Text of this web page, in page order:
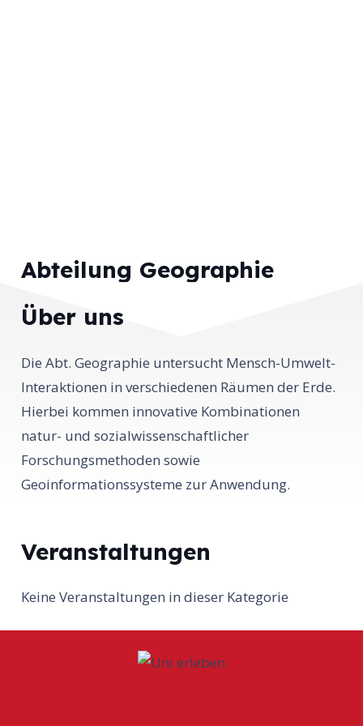
Abteilung Geographie
Über uns
Die Abt. Geographie untersucht Mensch-Umwelt-
Interaktionen in verschiedenen Räumen der Erde.
Hierbei kommen innovative Kombinationen
natur- und sozialwissenschaftlicher
Forschungsmethoden sowie
Geoinformationssysteme zur Anwendung.
Veranstaltungen
Keine Veranstaltungen in dieser Kategorie